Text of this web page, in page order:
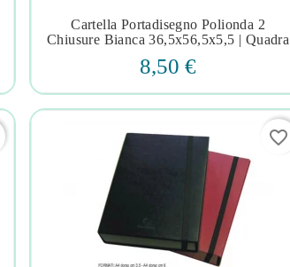
   
Cartella Portadisegno Polionda 2
Chiusure Bianca 36,5x56,5x5,5 | Quadra
8,50 €
favorite_border